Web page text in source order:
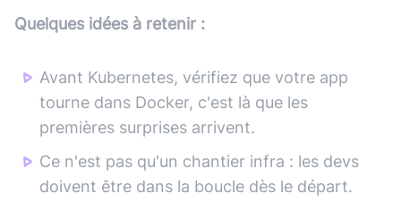
Quelques idées à retenir :
Avant Kubernetes, vérifiez que votre app
tourne dans Docker, c'est là que les
premières surprises arrivent.
Ce n'est pas qu'un chantier infra : les devs
doivent être dans la boucle dès le départ.